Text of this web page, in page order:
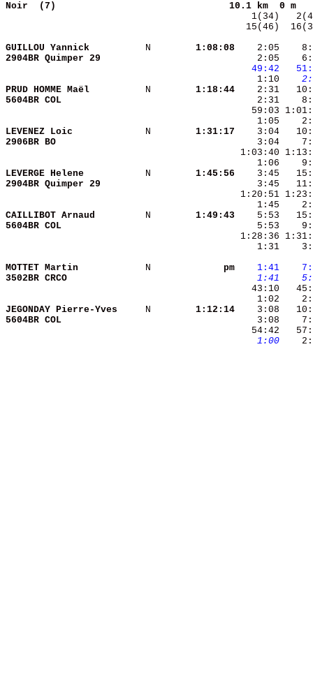
Noir  (7)
10.1
GUILLOU Yannick
N
  1:08:08
2:05
2904BR Quimper 29
2:05
  49:42
    1:10
PRUD HOMME Maël
N
  1:18:44
5604BR COL
2:31
1:05
LEVENEZ Loic
N
  1:31:17
2906BR BO
3:04
LEVERGE Helene N
  1:45:56
2904BR Quimper 29
CAILLIBOT Arnaud N
  1:49:43
5604BR COL
MOTTET Martin
N
       pm
   1:41
3502BR CRCO
   1:41
JEGONDAY Pierre-Yves N
  1:12:14
5604BR COL
3:08
54:42
   1:00